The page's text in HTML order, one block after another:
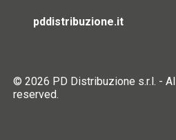
pddistribuzione.it
© 2026 PD Distribuzione s.r.l. -
reserved.